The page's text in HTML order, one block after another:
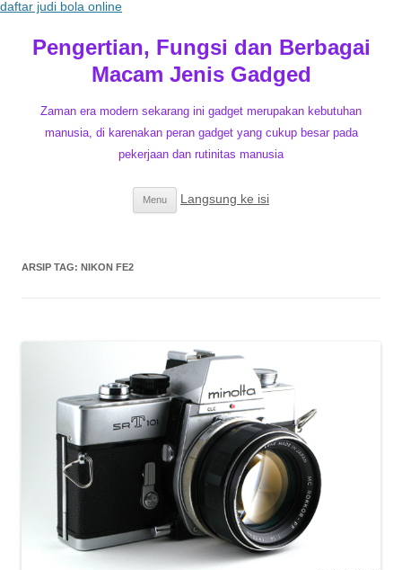
daftar judi bola online
Pengertian, Fungsi dan Berbagai
Macam Jenis Gadged
Zaman era modern sekarang ini gadget merupakan kebutuhan
manusia, di karenakan peran gadget yang cukup besar pada
pekerjaan dan rutinitas manusia
Menu Langsung ke isi
ARSIP TAG: NIKON FE2